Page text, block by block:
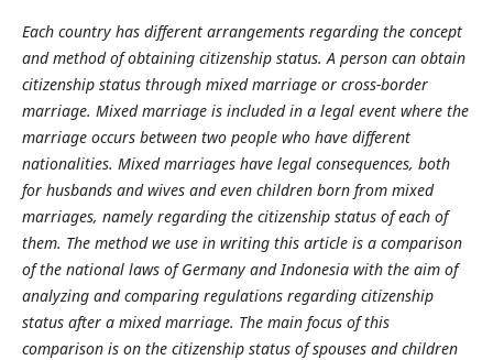
Each country has different arrangements regarding the concept
and method of obtaining citizenship status. A person can obtain
citizenship status through mixed marriage or cross-border
marriage. Mixed marriage is included in a legal event where the
marriage occurs between two people who have different
nationalities. Mixed marriages have legal consequences, both
for husbands and wives and even children born from mixed
marriages, namely regarding the citizenship status of each of
them. The method we use in writing this article is a comparison
of the national laws of Germany and Indonesia with the aim of
analyzing and comparing regulations regarding citizenship
status after a mixed marriage. The main focus of this
comparison is on the citizenship status of spouses and children